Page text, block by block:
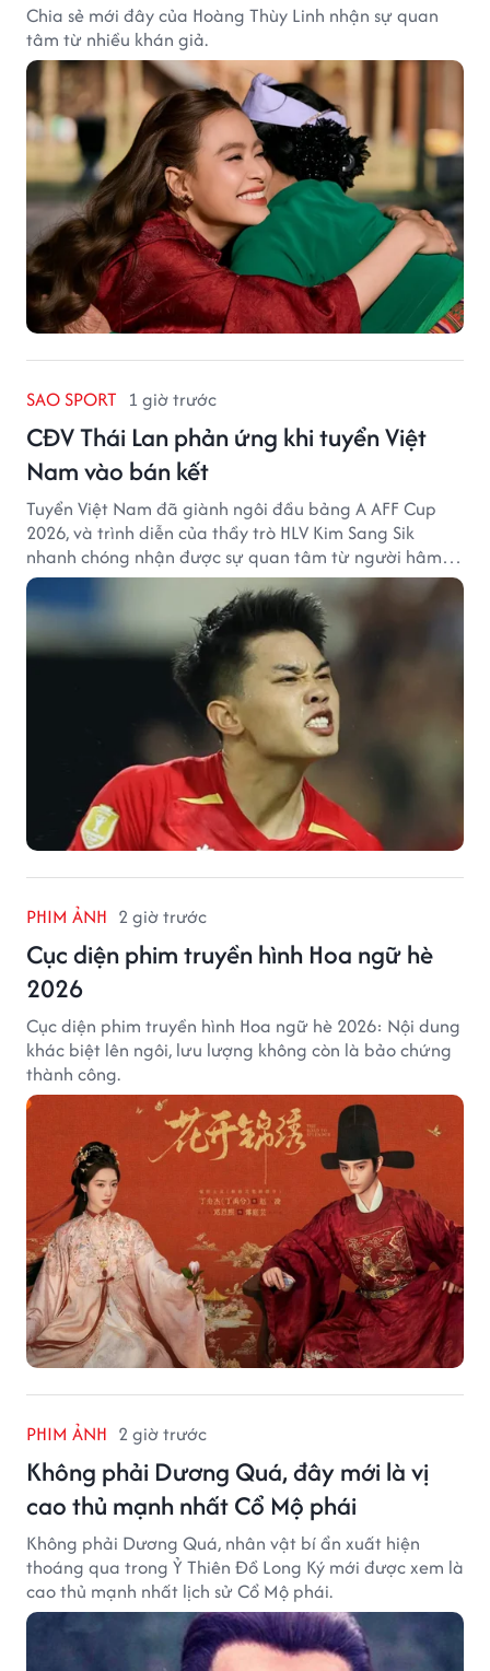
Chia sẻ mới đây của Hoàng Thùy Linh nhận sự quan
tâm từ nhiều khán giả.
SAO SPORT 1 giờ trước
CĐV Thái Lan phản ứng khi tuyển Việt
Nam vào bán kết
Tuyển Việt Nam đã giành ngôi đầu bảng A AFF Cup
2026, và trình diễn của thầy trò HLV Kim Sang Sik
nhanh chóng nhận được sự quan tâm từ người hâm
mộ Thái Lan.
PHIM ẢNH 2 giờ trước
Cục diện phim truyền hình Hoa ngữ hè
2026
Cục diện phim truyền hình Hoa ngữ hè 2026: Nội dung
khác biệt lên ngôi, lưu lượng không còn là bảo chứng
thành công.
PHIM ẢNH 2 giờ trước
Không phải Dương Quá, đây mới là vị
cao thủ mạnh nhất Cổ Mộ phái
Không phải Dương Quá, nhân vật bí ẩn xuất hiện
thoáng qua trong Ỷ Thiên Đồ Long Ký mới được xem là
cao thủ mạnh nhất lịch sử Cổ Mộ phái.